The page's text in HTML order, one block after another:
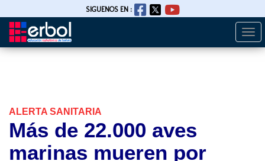
Pasar
SIGUENOS EN :
ALERTA SANITARIA
Más de 22.000 aves
marinas mueren por